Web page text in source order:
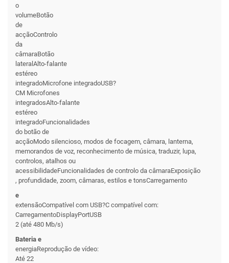
o
volumeBotão
de
acçãoControlo
da
câmaraBotão
lateralAlto-falante
estéreo
integradoMicrofone integradoUSB?
CM Microfones
integradosAlto-falante
estéreo
integradoFuncionalidades
do botão de
acçãoModo silencioso, modos de focagem, câmara, lanterna,
memorandos de voz, reconhecimento de música, traduzir, lupa,
controlos, atalhos ou
acessibilidadeFuncionalidades de controlo da câmaraExposição
, profundidade, zoom, câmaras, estilos e tonsCarregamento
e
extensãoCompatível com USB?C compatível com:
CarregamentoDisplayPortUSB
2 (até 480 Mb/s)
Bateria e
energiaReprodução de vídeo:
Até 22